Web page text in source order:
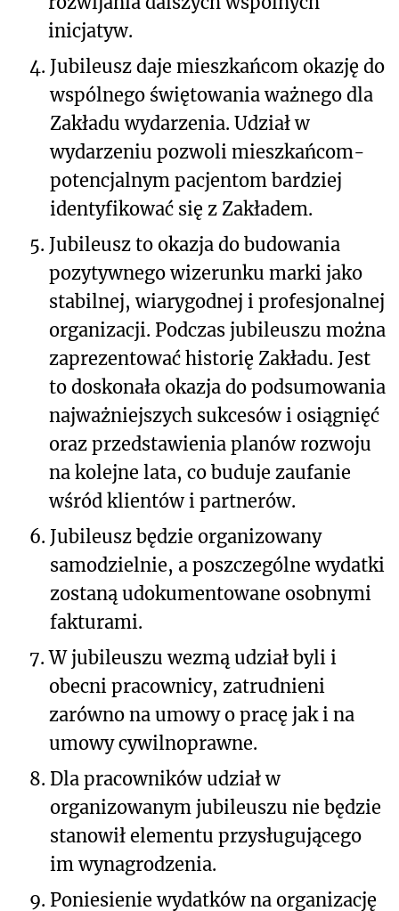
inicjatyw.
4. Jubileusz daje mieszkańcom okazję do
wspólnego świętowania ważnego dla
Zakładu wydarzenia. Udział w
wydarzeniu pozwoli mieszkańcom-
potencjalnym pacjentom bardziej
identyfikować się z Zakładem.
5. Jubileusz to okazja do budowania
pozytywnego wizerunku marki jako
stabilnej, wiarygodnej i profesjonalnej
organizacji. Podczas jubileuszu można
zaprezentować historię Zakładu. Jest
to doskonała okazja do podsumowania
najważniejszych sukcesów i osiągnięć
oraz przedstawienia planów rozwoju
na kolejne lata, co buduje zaufanie
wśród klientów i partnerów.
6. Jubileusz będzie organizowany
samodzielnie, a poszczególne wydatki
zostaną udokumentowane osobnymi
fakturami.
7. W jubileuszu wezmą udział byli i
obecni pracownicy, zatrudnieni
zarówno na umowy o pracę jak i na
umowy cywilnoprawne.
8. Dla pracowników udział w
organizowanym jubileuszu nie będzie
stanowił elementu przysługującego
im wynagrodzenia.
9. Poniesienie wydatków na organizację